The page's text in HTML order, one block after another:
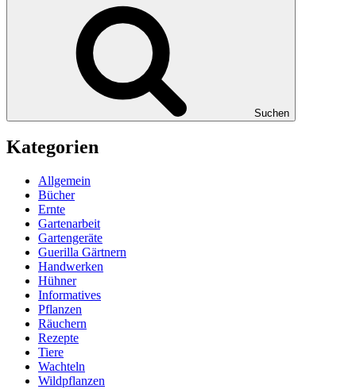
Suchen
Kategorien
Allgemein
Bücher
Ernte
Gartenarbeit
Gartengeräte
Guerilla Gärtnern
Handwerken
Hühner
Informatives
Pflanzen
Räuchern
Rezepte
Tiere
Wachteln
Wildpflanzen